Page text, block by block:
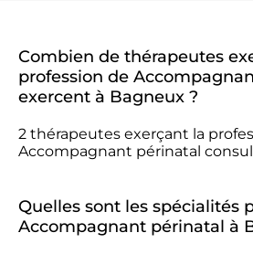
Combien de thérapeutes
profession de
exercent à Bagneux ?
2 thérapeutes exerçant la
Accompagnant périnatal
Quelles sont les spécialités
Accompagnant périnatal à